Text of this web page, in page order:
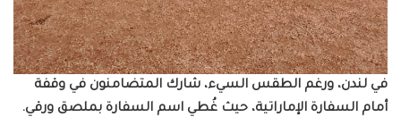
في لندن، ورغم الطقس السيء، شارك المتضامنون في وقفة
أمام السفارة الإماراتية، حيث غُطي اسم السفارة بملصق ورقي.